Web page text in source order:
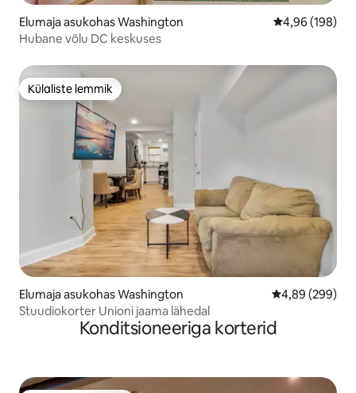
Elumaja asukohas Washington Keskmine
4,96 (198)
Hubane võlu DC keskuses
Külaliste lemmik
Külaliste lemmik
Elumaja asukohas Washington Keskmine
4,89 (299)
Stuudiokorter Unioni jaama lähedal
Konditsioneeriga korterid